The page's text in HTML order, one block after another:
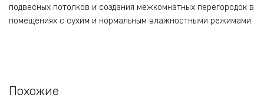
подвесных потолков и создания межкомнатных перегородок в
помещениях с сухим и нормальным влажностными режимами.
Похожие